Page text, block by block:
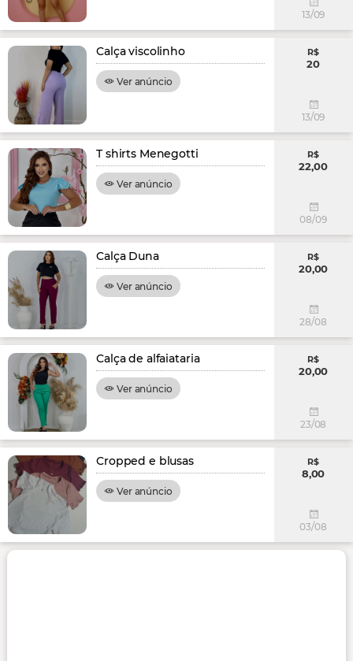
13/09
Calça viscolinho
Ver anúncio
R$
20
13/09
T shirts Menegotti
Ver anúncio
R$
22,00
08/09
Calça Duna
Ver anúncio
R$
20,00
28/08
Calça de alfaiataria
Ver anúncio
R$
20,00
23/08
Cropped e blusas
Ver anúncio
R$
8,00
03/08